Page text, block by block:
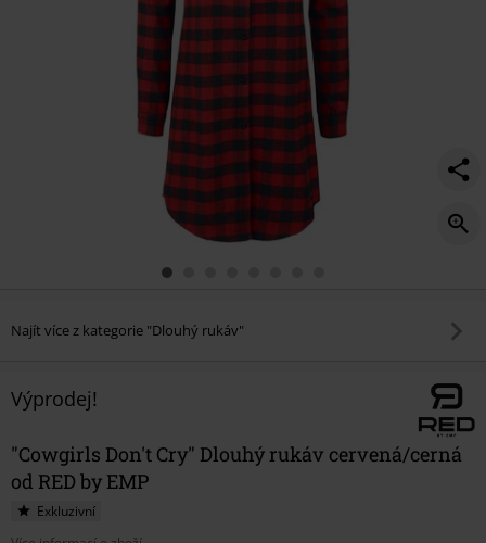
Najít více z kategorie "Dlouhý rukáv"
Výprodej!
"Cowgirls Don't Cry" Dlouhý rukáv cervená/cerná
od RED by EMP
Exkluzivní